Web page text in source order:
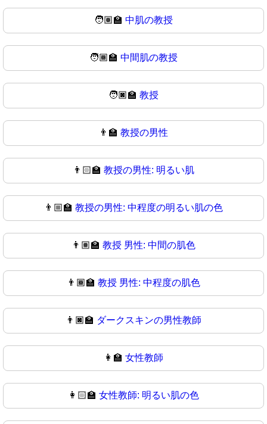
🧑🏽‍🏫 中肌の教授
🧑🏾‍🏫 中間肌の教授
🧑🏿‍🏫 教授
👨‍🏫 教授の男性
👨🏻‍🏫 教授の男性: 明るい肌
👨🏼‍🏫 教授の男性: 中程度の明るい肌の色
👨🏽‍🏫 教授 男性: 中間の肌色
👨🏾‍🏫 教授 男性: 中程度の肌色
👨🏿‍🏫 ダークスキンの男性教師
👩‍🏫 女性教師
👩🏻‍🏫 女性教師: 明るい肌の色